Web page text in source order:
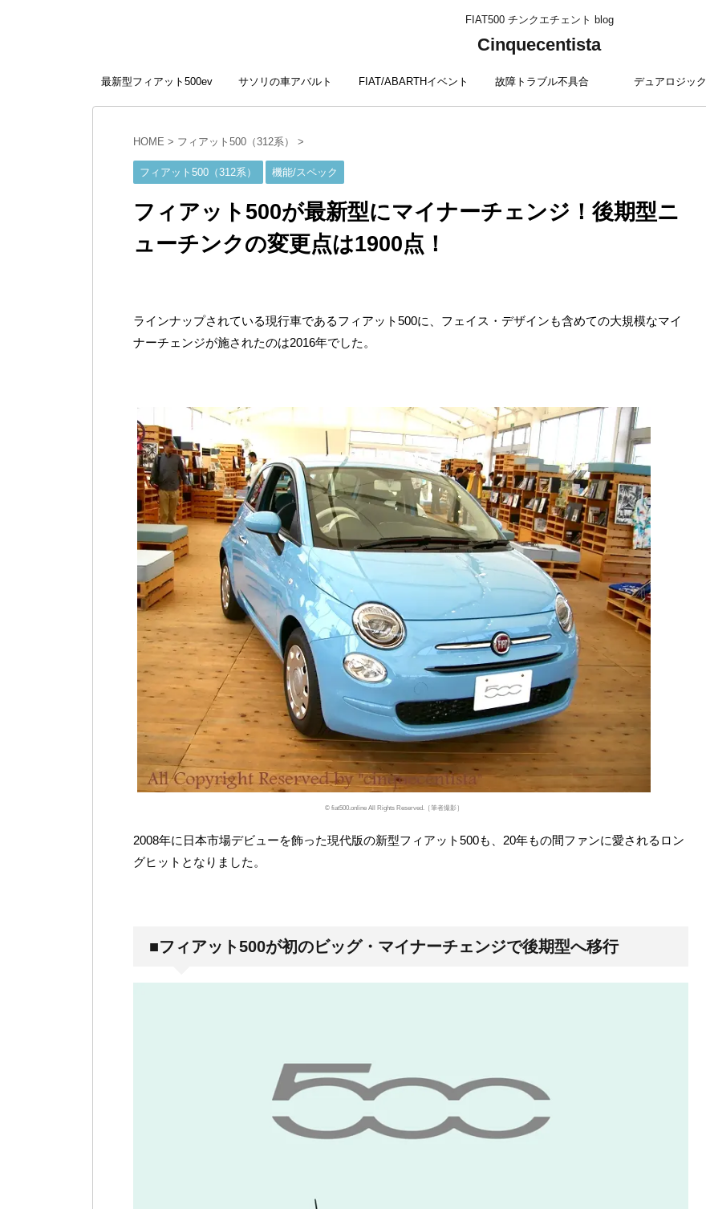
FIAT500 チンクエチェント blog
Cinquecentista
最新型フィアット500ev サソリの車アバルト FIAT/ABARTHイベント 故障トラブル不具合 デュアロジック
HOME > フィアット500（312系） >
フィアット500（312系） 機能/スペック
フィアット500が最新型にマイナーチェンジ！後期型ニ
ューチンクの変更点は1900点！
ラインナップされている現行車であるフィアット500に、フェイス・デザインも含めての大規模なマイ
ナーチェンジが施されたのは2016年でした。
© fiat500.online All Rights Reserved.［筆者撮影］
2008年に日本市場デビューを飾った現代版の新型フィアット500も、20年もの間ファンに愛されるロン
グヒットとなりました。
■フィアット500が初のビッグ・マイナーチェンジで後期型へ移行